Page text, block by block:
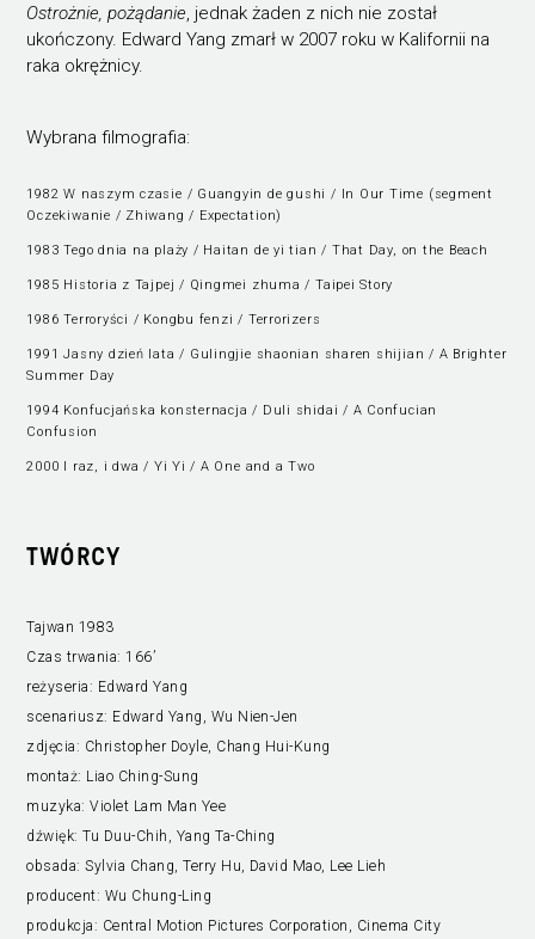
TWÓRCY
Tajwan 1983
Czas trwania: 166’
reżyseria: Edward Yang
scenariusz: Edward Yang, Wu Nien-Jen
zdjęcia: Christopher Doyle, Chang Hui-Kung
montaż: Liao Ching-Sung
muzyka:Violet Lam Man Yee
dźwięk:Tu Duu-Chih, Yang Ta-Ching
obsada:Sylvia Chang, Terry Hu, David Mao, Lee Lieh
producent: Wu Chung-Ling
produkcja: Central Motion Pictures Corporation, Cinema City
Ostrożnie, pożądanie, jednak żaden z nich nie został
ukończony. Edward Yang zmarł w 2007 roku w Kalifornii na
raka okrężnicy.
Wybrana filmografia:
1982 W naszym czasie / Guangyin de gushi / In Our Time (segment
Oczekiwanie / Zhiwang / Expectation)
1983 Tego dnia na plaży / Haitan de yi tian / That Day, on the Beach
1985 Historia z Tajpej / Qingmei zhuma / Taipei Story
1986 Terroryści / Kongbu fenzi / Terrorizers
1991 Jasny dzień lata / Gulingjie shaonian sharen shijian / A Brighter
Summer Day
1994 Konfucjańska konsternacja / Duli shidai / A Confucian
Confusion
2000 I raz, i dwa / Yi Yi / A One and a Two